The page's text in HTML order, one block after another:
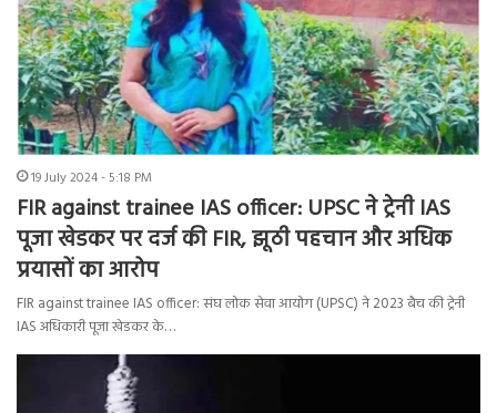
19 July 2024 - 5:18 PM
FIR against trainee IAS officer: UPSC ने ट्रेनी IAS
पूजा खेडकर पर दर्ज की FIR, झूठी पहचान और अधिक
प्रयासों का आरोप
FIR against trainee IAS officer: संघ लोक सेवा आयोग (UPSC) ने 2023 बैच की ट्रेनी
IAS अधिकारी पूजा खेडकर के…